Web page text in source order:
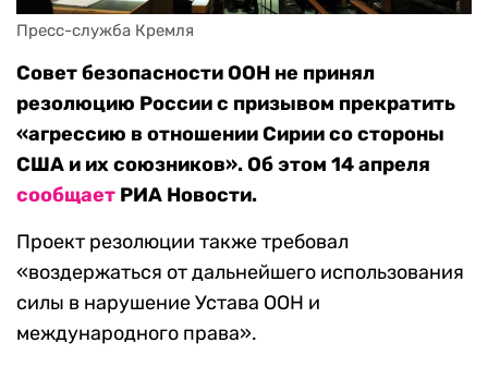
Пресс-служба Кремля
Совет безопасности ООН не принял
резолюцию России с призывом прекратить
«агрессию в отношении Сирии со стороны
США и их союзников». Об этом 14 апреля
сообщает РИА Новости.
Проект резолюции также требовал
«воздержаться от дальнейшего использования
силы в нарушение Устава ООН и
международного права».